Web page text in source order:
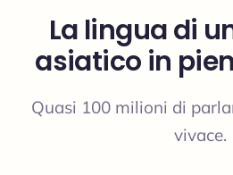
La lingua di
asiatico in
Quasi 100 milioni di
vivace.